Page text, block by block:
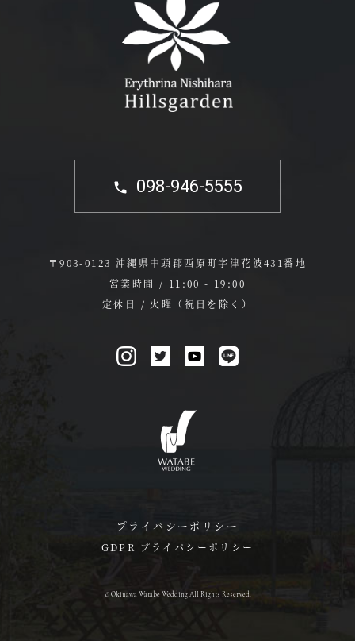
098-946-5555
〒903-0123 沖縄県中頭郡西原町字津花波431番地
営業時間 / 11:00 - 19:00
定休日 / 火曜（祝日を除く）
プライバシーポリシー
GDPR プライバシーポリシー
© Okinawa Watabe Wedding All Rights Reserved.